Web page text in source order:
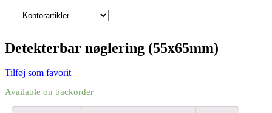
Detekterbar nøglering (55x65mm)
Tilføj som favorit
Available on backorder